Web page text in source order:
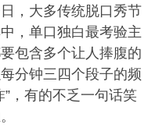
，大多传统脱口秀节
，单口独白最考验主
包含多个让人捧腹的
分钟三四个段子的频
，有的不乏一句话笑